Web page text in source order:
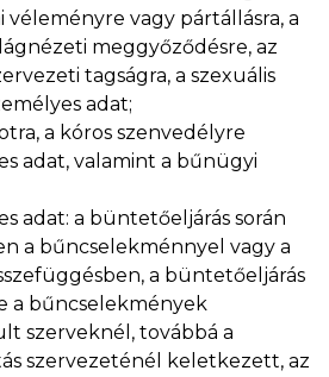
véleményre vagy pártállásra, a
meggyőződésre, az
tagságra, a szexuális
adat;
a kóros szenvedélyre
adat, valamint a bűnügyi
adat: a büntetőeljárás során
a bűncselekménnyel vagy a
a büntetőeljárás
a bűncselekmények
szerveknél, továbbá a
szervezeténél keletkezett, az